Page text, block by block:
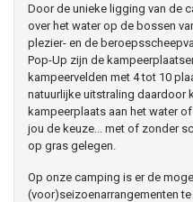
Door de unieke ligging van de
over het water op de bossen
plezier- en de
Pop-Up zijn de
kampeervelden met 4 tot 10
natuurlijke uitstraling daardoor
kampeerplaats aan het water
jou de keuze... met of zonder
op gras gelegen.
Op onze camping is er de
(voor)seizoenarrangementen